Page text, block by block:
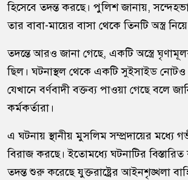
হিসেবে তদন্ত করছে। পুলিশ জানায়,
তার বাবা-মায়ের বাসা থেকে তিনটি অস্ত্র
তদন্তে আরও জানা গেছে, একটি অস্ত্রে
ছিল। ঘটনাস্থল থেকে একটি সুইসাইড নোটও
যেখানে বর্ণবাদী বক্তব্য পাওয়া গেছে বলে
কর্মকর্তারা।
এ ঘটনায় স্থানীয় মুসলিম সম্প্রদায়ের
বিরাজ করছে। ইতোমধ্যে ঘটনাটির
তদন্ত শুরু করেছে যুক্তরাষ্ট্রের আইনশৃঙ্খলা